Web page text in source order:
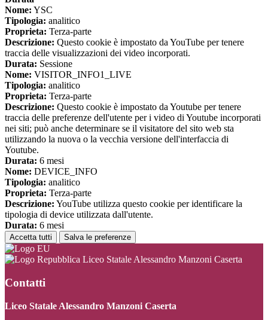
Nome: YSC
Tipologia: analitico
Proprieta: Terza-parte
Descrizione: Questo cookie è impostato da YouTube per tenere
traccia delle visualizzazioni dei video incorporati.
Durata: Sessione
Nome: VISITOR_INFO1_LIVE
Tipologia: analitico
Proprieta: Terza-parte
Descrizione: Questo cookie è impostato da Youtube per tenere
traccia delle preferenze dell'utente per i video di Youtube incorporati
nei siti; può anche determinare se il visitatore del sito web sta
utilizzando la nuova o la vecchia versione dell'interfaccia di
Youtube.
Durata: 6 mesi
Nome: DEVICE_INFO
Tipologia: analitico
Proprieta: Terza-parte
Descrizione: YouTube utilizza questo cookie per identificare la
tipologia di device utilizzata dall'utente.
Durata: 6 mesi
Accetta tutti Salva le preferenze
Liceo Statale Alessandro Manzoni Caserta
Contatti
Liceo Statale Alessandro Manzoni Caserta